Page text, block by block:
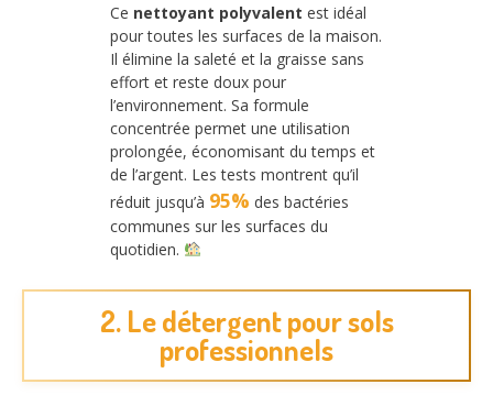
Ce nettoyant polyvalent est idéal
pour toutes les surfaces de la maison.
Il élimine la saleté et la graisse sans
effort et reste doux pour
l’environnement. Sa formule
concentrée permet une utilisation
prolongée, économisant du temps et
de l’argent. Les tests montrent qu’il
réduit jusqu’à 95% des bactéries
communes sur les surfaces du
quotidien.
2. Le détergent pour sols
professionnels